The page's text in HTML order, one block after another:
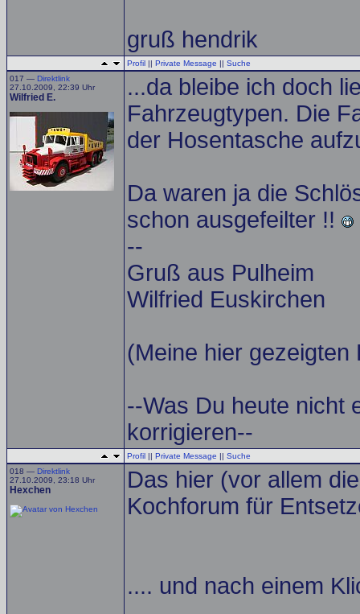
gruß hendrik
Profil || Private Message || Suche
017 — Direktlink
27.10.2009, 22:39 Uhr
Wilfried E.
...da bleibe ich doch
Fahrzeugtypen. Die
der Hosentasche
Da waren ja die
schon ausgefeilter !!
--
Gruß aus Pulheim
Wilfried Euskirchen
(Meine hier
--Was Du heute nicht
korrigieren--
Profil || Private Message || Suche
018 — Direktlink
27.10.2009, 23:18 Uhr
Hexchen
Das hier (vor allem
Kochforum für
.... und nach einem